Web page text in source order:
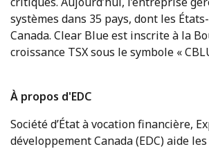
systèmes dans 35 pays, dont les
Canada. Clear Blue est inscrite à la
croissance TSX sous le symbole «
À propos d'EDC
Société d’État à vocation financière,
développement Canada (EDC) aide